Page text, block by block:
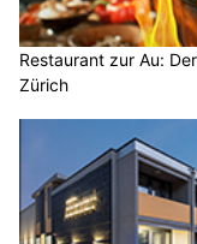
Restaurant zur Au:
Zürich